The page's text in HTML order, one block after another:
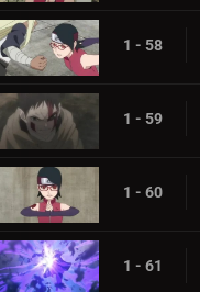
1 - 58
1 - 59
1 - 60
1 - 61